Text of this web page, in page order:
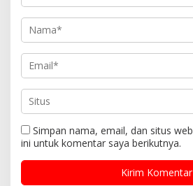
Simpan nama, email, dan situs
ini untuk komentar saya berikutnya.